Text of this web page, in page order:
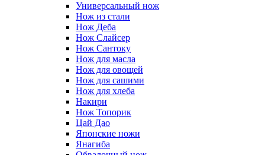
Универсальный нож
Нож из стали
Нож Деба
Нож Слайсер
Нож Сантоку
Нож для масла
Нож для овощей
Нож для сашими
Нож для хлеба
Накири
Нож Топорик
Цай Дао
Японские ножи
Янагиба